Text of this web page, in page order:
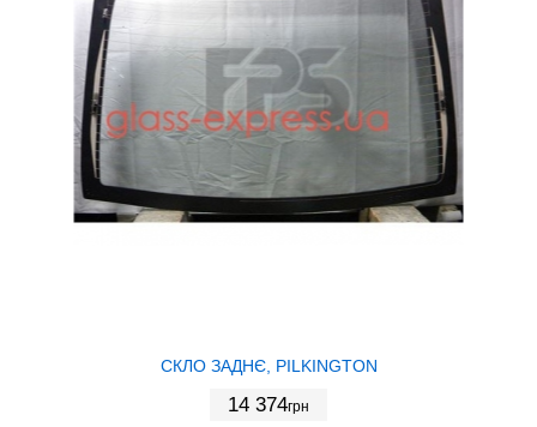
СКЛО ЗАДНЄ, PILKINGTON
14 374грн